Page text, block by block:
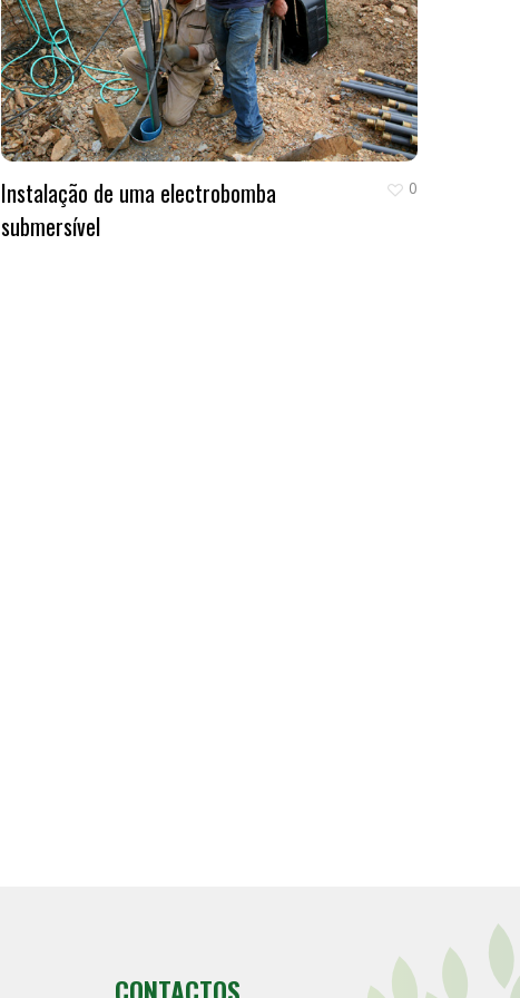
Instalação de uma electrobomba
submersível
0